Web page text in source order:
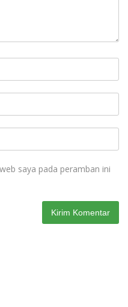
saya pada peramban ini